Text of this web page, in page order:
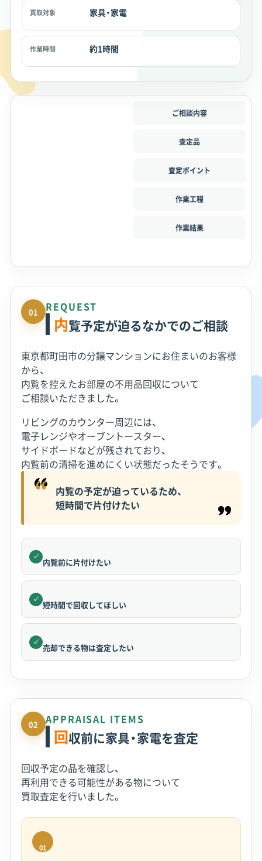
買取対象 家具・家電
作業時間 約1時間
ご相談内容
査定品
査定ポイント
作業工程
作業結果
01 REQUEST
内覧予定が迫るなかでのご相談
東京都町田市の分譲マンションにお住まいのお客様
から、
内覧を控えたお部屋の不用品回収について
ご相談いただきました。
リビングのカウンター周辺には、
電子レンジやオーブントースター、
サイドボードなどが残されており、
内覧前の清掃を進めにくい状態だったそうです。
内覧の予定が迫っているため、
短時間で片付けたい
✓
内覧前に片付けたい
✓
短時間で回収してほしい
✓
売却できる物は査定したい
02 APPRAISAL ITEMS
回収前に家具・家電を査定
回収予定の品を確認し、
再利用できる可能性がある物について
買取査定を行いました。
01